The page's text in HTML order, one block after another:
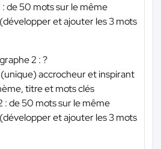
: de 50 mots sur le même
et ajouter les 3 mots
2 : ?
accrocheur et inspirant
titre et mots clés
: de 50 mots sur le même
et ajouter les 3 mots